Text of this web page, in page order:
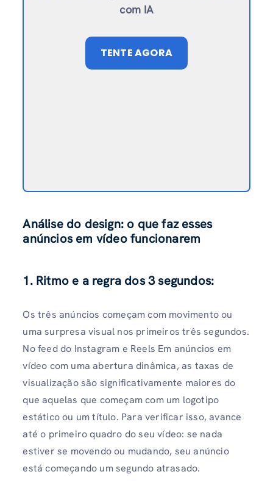
com IA
TENTE AGORA
Análise do design: o que faz esses
anúncios em vídeo funcionarem
1. Ritmo e a regra dos 3 segundos:
Os três anúncios começam com movimento ou
uma surpresa visual nos primeiros três segundos.
No feed do Instagram e Reels Em anúncios em
vídeo com uma abertura dinâmica, as taxas de
visualização são significativamente maiores do
que aquelas que começam com um logotipo
estático ou um título. Para verificar isso, avance
até o primeiro quadro do seu vídeo: se nada
estiver se movendo ou mudando, seu anúncio
está começando um segundo atrasado.